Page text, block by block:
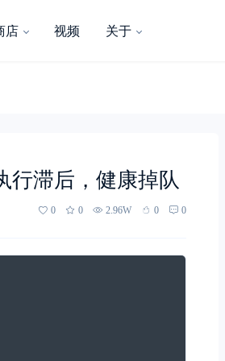
店 视频 关于
行滞后，健康掉队
0 0 2.96W 0 0